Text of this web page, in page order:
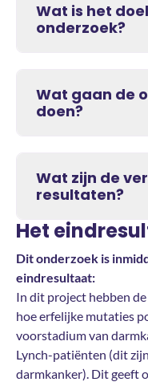
Wat is het
onderzoek?
Wat gaan de
doen?
Wat zijn de
resultaten?
Het
Dit onderzoek is
eindresultaat:
In dit project hebben
hoe erfelijke mutaties
voorstadium van
Lynch-patiënten (dit
darmkanker). Dit geeft